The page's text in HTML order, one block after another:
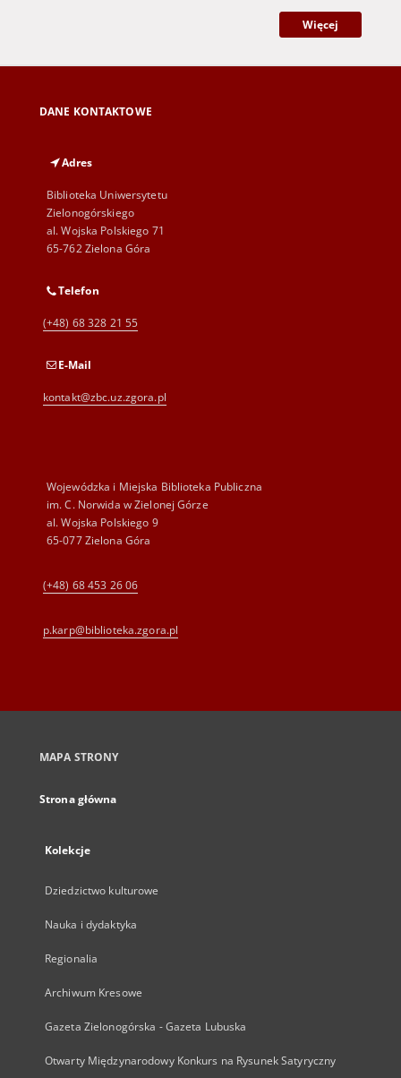
Więcej
DANE KONTAKTOWE
Adres
Biblioteka Uniwersytetu
Zielonogórskiego
al. Wojska Polskiego 71
65-762 Zielona Góra
Telefon
(+48) 68 328 21 55
E-Mail
kontakt@zbc.uz.zgora.pl
Wojewódzka i Miejska Biblioteka Publiczna
im. C. Norwida w Zielonej Górze
al. Wojska Polskiego 9
65-077 Zielona Góra
(+48) 68 453 26 06
p.karp@biblioteka.zgora.pl
MAPA STRONY
Strona główna
Kolekcje
Dziedzictwo kulturowe
Nauka i dydaktyka
Regionalia
Archiwum Kresowe
Gazeta Zielonogórska - Gazeta Lubuska
Otwarty Międzynarodowy Konkurs na Rysunek Satyryczny